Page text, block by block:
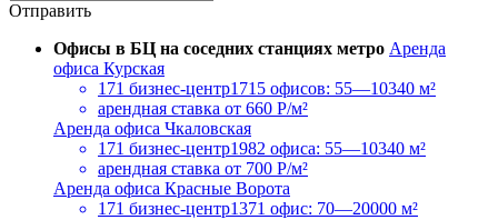
Отправить
Офисы в БЦ на соседних станциях метро Аренда
офиса Курская
171 бизнес-центр1715 офисов: 55—10340 м²
арендная ставка от 660 Р/м²
Аренда офиса Чкаловская
171 бизнес-центр1982 офиса: 55—10340 м²
арендная ставка от 700 Р/м²
Аренда офиса Красные Ворота
171 бизнес-центр1371 офис: 70—20000 м²